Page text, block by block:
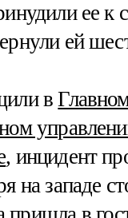
ее к
ей
в
, инцидент
на западе